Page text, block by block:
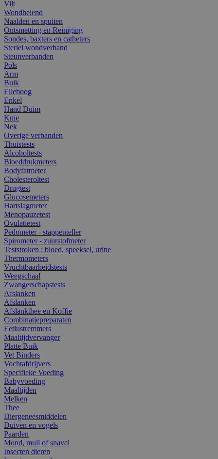
Vilt
Wondhelend
Naalden en spuiten
Ontsmetting en Reiniging
Sondes, baxters en catheters
Steriel wondverband
Steunverbanden
Pols
Arm
Buik
Elleboog
Enkel
Hand Duim
Knie
Nek
Overige verbanden
Thuistests
Alcoholtests
Bloeddrukmeters
Bodyfatmeter
Cholesteroltest
Drugtest
Glucosemeters
Hartslagmeter
Menopauzetest
Ovulatietest
Pedometer - stappenteller
Spirometer - zuurstofmeter
Teststroken : bloed, speeksel, urine
Thermometers
Vruchtbaarheidstests
Weegschaal
Zwangerschapstests
Afslanken
Afslanken
Afslankthee en Koffie
Combinatiepreparaten
Eetlustremmers
Maaltijdvervanger
Platte Buik
Vet Binders
Vochtafdrijvers
Specifieke Voeding
Babyvoeding
Maaltijden
Melken
Thee
Diergeneesmiddelen
Duiven en vogels
Paarden
Mond, muil of snavel
Insecten dieren